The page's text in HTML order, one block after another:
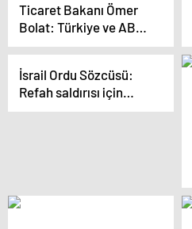
Ticaret Bakanı Ömer
Bolat: Türkiye ve ABD,
ekonomi alanında
konusunda kararlı
İsrail Ordu Sözcüsü:
Refah saldırısı için
yeterli silahımız var